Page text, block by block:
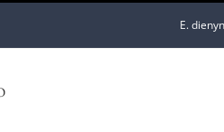
E.